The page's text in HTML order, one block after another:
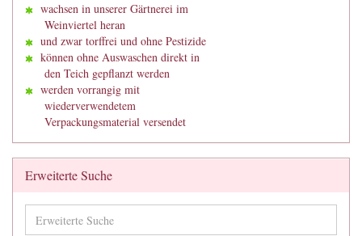
wachsen in unserer Gärtnerei im
Weinviertel heran
und zwar torffrei und ohne Pestizide
können ohne Auswaschen direkt in
den Teich gepflanzt werden
werden vorrangig mit
wiederverwendetem
Verpackungsmaterial versendet
Erweiterte Suche
Suche